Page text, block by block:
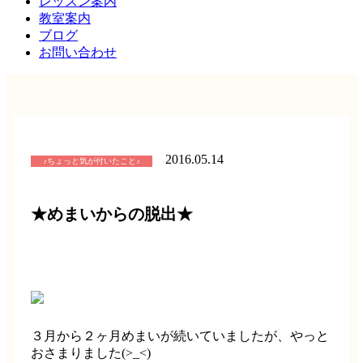
教室案内
ブログ
お問い合わせ
♪ちょっと気が付いたこと♪ 2016.05.14
★めまいからの脱出★
３月から２ヶ月めまいが続いていましたが、やっと
おさまりました(>_<)